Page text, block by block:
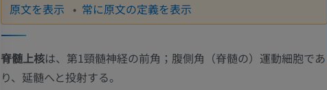
原文を表示 常に原文の定義を表示
脊髄上核は、第1頸髄神経の前角；腹側角（脊髄の）運動細胞であ
り、延髄へと投射する。